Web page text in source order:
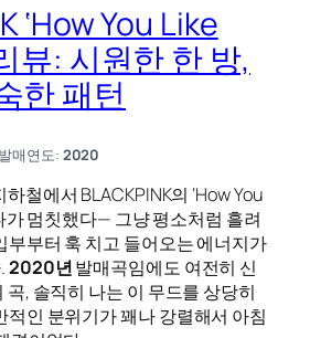
‘How You Like
뷰: 시원한 한 방,
한 패턴
매연도: 2020
철에서 BLACKPINK의 ‘How You
가 멈칫했다— 그냥 평소처럼 흘려
부부터 훅 치고 들어오는 에너지가
2020년발매곡임에도 여전히 신
, 솔직히 나는 이 무드를 상당히
적인 분위기가 꽤나 강렬해서 아침